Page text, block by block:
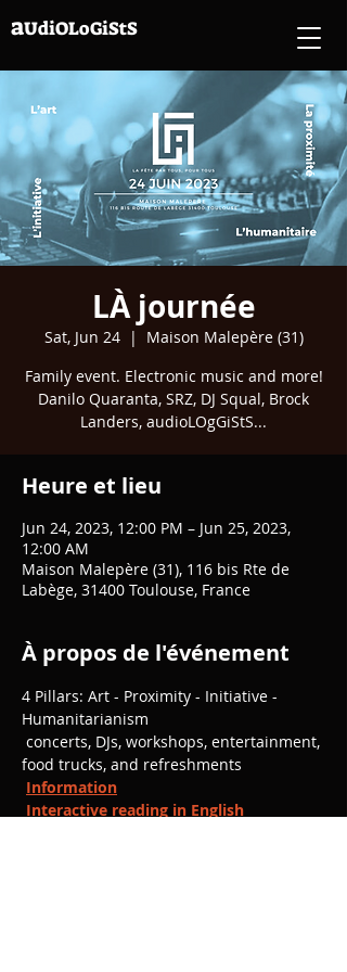
aUdiOLoGiStS
LÀ journée
Sat, Jun 24
  |
Maison Malepère (31)
Family event. Electronic music and more!
Danilo Quaranta, SRZ, DJ Squal, Brock
Landers, audioLOgGiStS...
Heure et lieu
Jun 24, 2023, 12:00 PM – Jun 25, 2023,
12:00 AM
Maison Malepère (31), 116 bis Rte de
Labège, 31400 Toulouse, France
À propos de l'événement
4 Pillars: Art - Proximity - Initiative -
Humanitarianism
concerts, DJs, workshops, entertainment,
food trucks, and refreshments
Information
Interactive reading in English